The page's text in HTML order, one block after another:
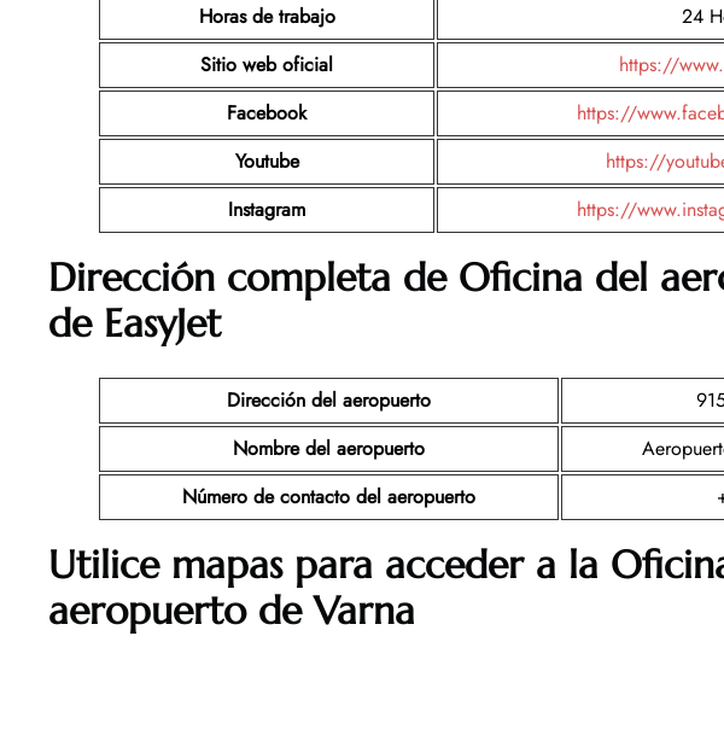
Horas de trabajo
24
Sitio web oficial
https://
Facebook
https://
Youtube
https://
Instagram
https://
Dirección completa de Oficina del
de EasyJet
Dirección del aeropuerto
Nombre del aeropuerto
Número de contacto del aeropuerto
Utilice mapas para acceder a la
aeropuerto de Varna